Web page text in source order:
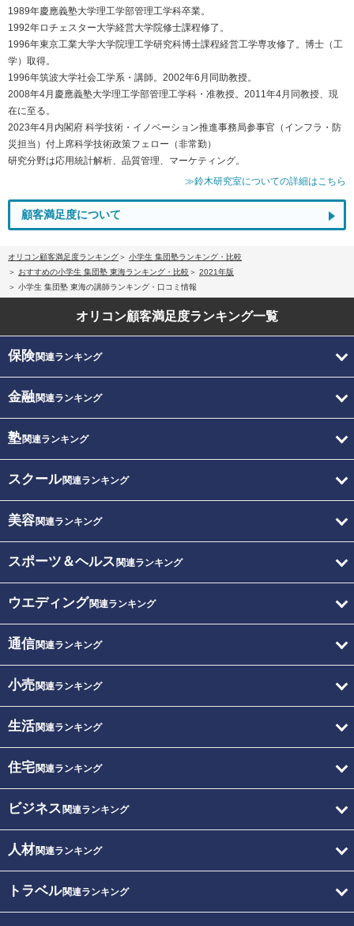
1989年慶應義塾大学理工学部管理工学科卒業。
1992年ロチェスター大学経営大学院修士課程修了。
1996年東京工業大学大学院理工学研究科博士課程経営工学専攻修了。博士（工
学）取得。
1996年筑波大学社会工学系・講師。2002年6月同助教授。
2008年4月慶應義塾大学理工学部管理工学科・准教授。2011年4月同教授、現
在に至る。
2023年4月内閣府 科学技術・イノベーション推進事務局参事官（インフラ・防
災担当）付上席科学技術政策フェロー（非常勤）
研究分野は応用統計解析、品質管理、マーケティング。
≫鈴木研究室についての詳細はこちら
顧客満足度について
オリコン顧客満足度ランキング
小学生 集団塾ランキング・比較
おすすめの小学生 集団塾 東海ランキング・比較
2021年版
小学生 集団塾 東海の講師ランキング・口コミ情報
オリコン顧客満足度ランキング一覧
保険関連ランキング
金融関連ランキング
塾関連ランキング
スクール関連ランキング
美容関連ランキング
スポーツ＆ヘルス 関連ランキング
ウエディング関連ランキング
通信関連ランキング
小売関連ランキング
生活関連ランキング
住宅関連ランキング
ビジネス 関連ランキング
人材関連ランキング
トラベル関連ランキング